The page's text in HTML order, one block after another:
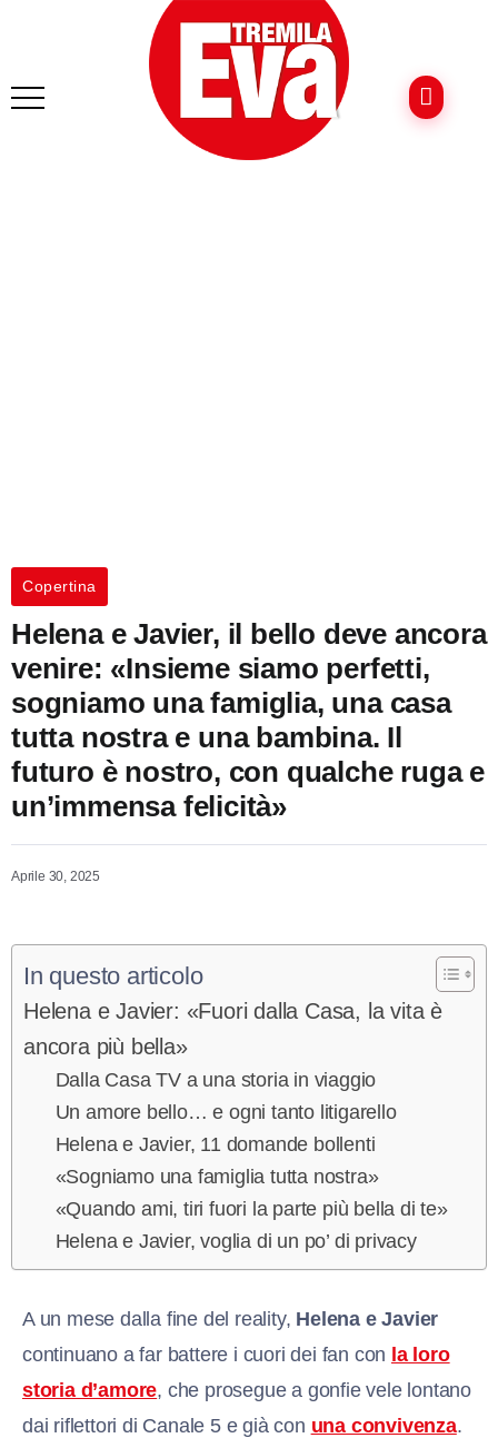
Copertina
Helena e Javier, il bello deve ancora
venire: «Insieme siamo perfetti,
sogniamo una famiglia, una casa
tutta nostra e una bambina. Il
futuro è nostro, con qualche ruga e
un’immensa felicità»
Aprile 30, 2025
In questo articolo
Helena e Javier: «Fuori dalla Casa, la vita è
ancora più bella»
Dalla Casa TV a una storia in viaggio
Un amore bello… e ogni tanto litigarello
Helena e Javier, 11 domande bollenti
«Sogniamo una famiglia tutta nostra»
«Quando ami, tiri fuori la parte più bella di te»
Helena e Javier, voglia di un po’ di privacy
A un mese dalla fine del reality, Helena e Javier
continuano a far battere i cuori dei fan con la loro
storia d’amore, che prosegue a gonfie vele lontano
dai riflettori di Canale 5 e già con una convivenza.